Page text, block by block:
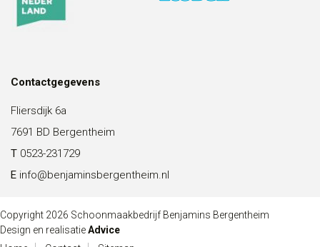
Contactgegevens
Fliersdijk 6a
7691 BD Bergentheim
T 0523-231729
E info@benjaminsbergentheim.nl
Copyright 2026 Schoonmaakbedrijf Benjamins Bergentheim
Design en realisatieAdvice